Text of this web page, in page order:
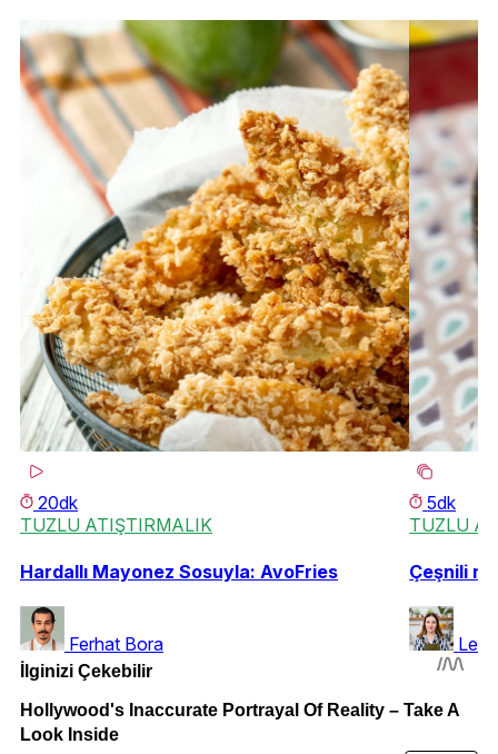
20dk
TUZLU ATIŞTIRMALIK
Hardallı Mayonez Sosuyla: AvoFries
Ferhat Bora
5dk
TUZLU
Çeşnili